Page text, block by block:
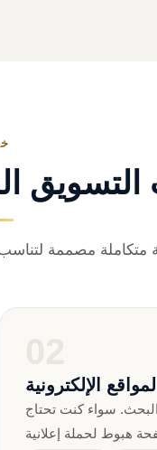
الإلكترونية
سواء كنت تحتاج